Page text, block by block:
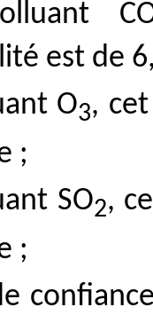
est de
O3,
;
SO2,
;